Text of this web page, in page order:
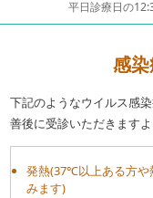
平日診療日の
感
下記のようなウイルス感
善後に受診いただきます
発熱(37℃以上ある方や
みます)